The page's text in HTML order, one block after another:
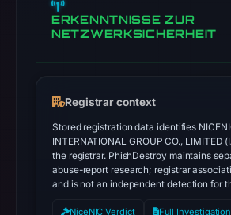
ERKENNTNISSE ZUR
NETZWERKSICHERHEIT
Registrar context
Stored registration data identifies
INTERNATIONAL GROUP CO., LIMITED
the registrar. PhishDestroy maintains
abuse-report research; registrar
and is not an independent detection for
NiceNIC Verdict Full Investigation